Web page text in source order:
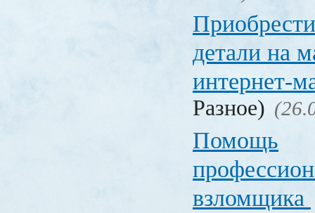
детали на
интернет-
Разное)
Помощь
взломщика